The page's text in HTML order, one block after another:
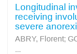
Longitudinal
receiving
severe
ABRY, Florent;
...